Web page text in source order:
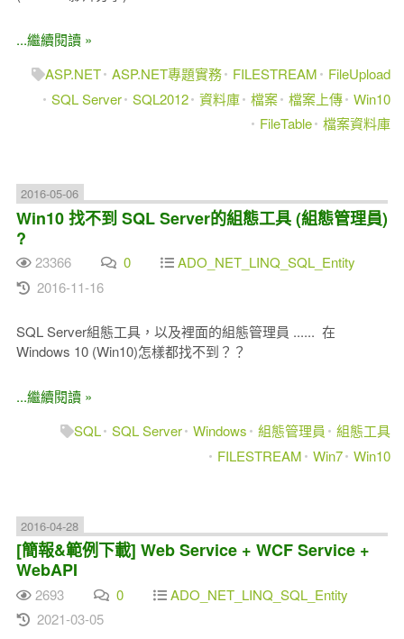
...繼續閱讀 »
ASP.NET ASP.NET專題實務 FILESTREAM
FileUpload
SQL Server SQL2012 資料庫 檔案 檔案上傳 Win10
FileTable 檔案資料庫
2016-05-06
Win10 找不到 SQL Server的組態工具 (組態管理員)
?
23366 0
ADO_NET_LINQ_SQL_Entity
2016-11-16
SQL Server組態工具，以及裡面的組態管理員 ...... 在
Windows 10 (Win10)怎樣都找不到？？
...繼續閱讀 »
SQL SQL Server Windows 組態管理員
組態工具
FILESTREAM
Win7 Win10
2016-04-28
[簡報&範例下載] Web Service + WCF Service +
WebAPI
2693 0
ADO_NET_LINQ_SQL_Entity
2021-03-05